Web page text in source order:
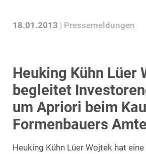
18.01.2013 Pressemeldungen
Heuking Kühn Lüer
begleitet
um Apriori beim
Formenbauers
Heuking Kühn Lüer Wojtek hat eine